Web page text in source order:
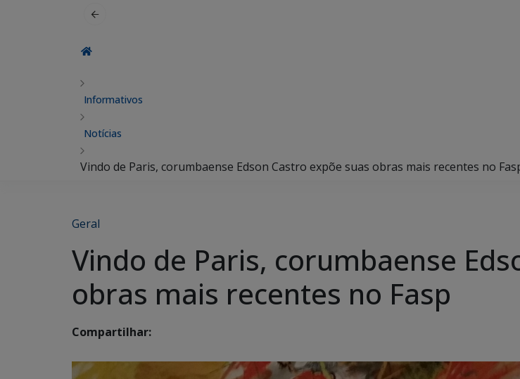
Informativos
Notícias
Vindo de Paris, corumbaense Edson Castro expõe suas obras mais recentes no
Geral
Vindo de Paris, corumbaense
obras mais recentes no Fasp
Compartilhar: